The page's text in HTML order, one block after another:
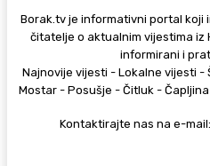
Borak.tv je informativni portal koji
čitatelje o aktualnim vijestima iz
informirani i
Najnovije vijesti - Lokalne vijesti -
Mostar - Posušje - Čitluk -
Kontaktirajte nas na e-